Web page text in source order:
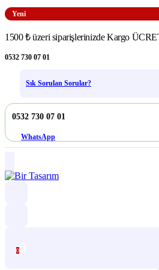
Yeni
1500 ₺ üzeri siparişlerinizde Kargo
0532 730 07 01
Sık Sorulan Sorular?
0532 730 07 01
WhatsApp
0